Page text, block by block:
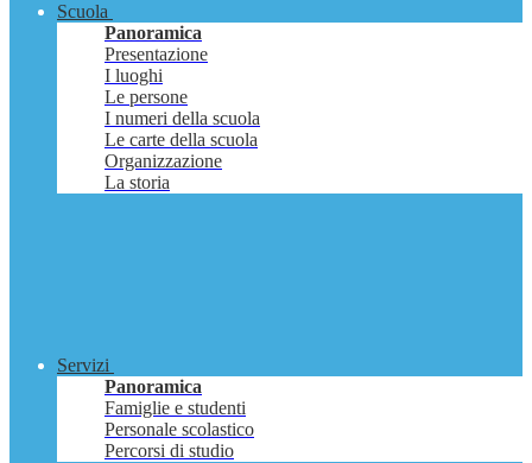
Scuola
Panoramica
Presentazione
I luoghi
Le persone
I numeri della scuola
Le carte della scuola
Organizzazione
La storia
Servizi
Panoramica
Famiglie e studenti
Personale scolastico
Percorsi di studio